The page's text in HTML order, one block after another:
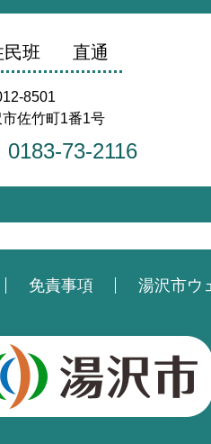
班 直通
8501
佐竹町1番1号
0183-73-2116
免責事項 湯沢市ウ